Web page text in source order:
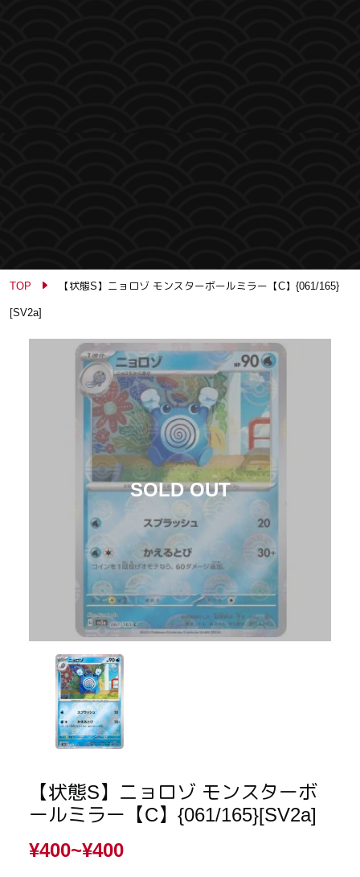
TOP 【状態S】ニョロゾ モンスターボールミラー【C】{061/165}
[SV2a]
【状態S】ニョロゾ モンスターボ
ールミラー【C】{061/165}[SV2a]
¥400~¥400